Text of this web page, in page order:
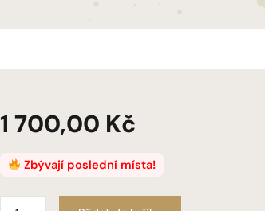
1 700,00 Kč
Zbývají poslední místa!